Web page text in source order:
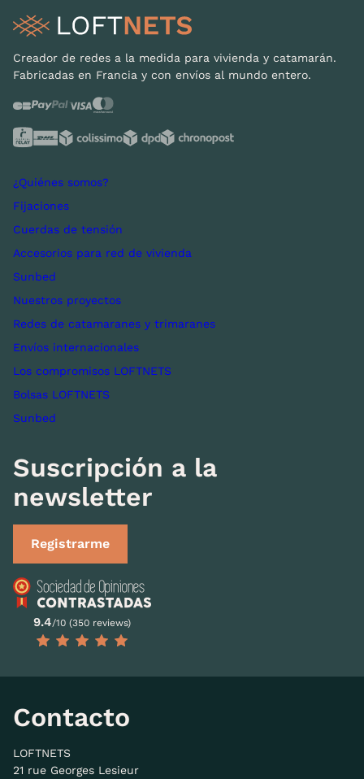
Creador de redes a la medida para vivienda y catamarán.
Fabricadas en Francia y con envíos al mundo entero.
¿Quiénes somos?
Fijaciones
Cuerdas de tensión
Accesorios para red de vivienda
Sunbed
Nuestros proyectos
Redes de catamaranes y trimaranes
Envíos internacionales
Los compromisos LOFTNETS
Bolsas LOFTNETS
Sunbed
Suscripción a la
newsletter
Registrarme
9.4/10 (350 reviews)
Contacto
LOFTNETS
21 rue Georges Lesieur